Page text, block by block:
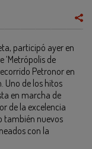
participó ayer en
‘Metrópolis de
Petronor en
Uno de los hitos
en marcha de
de la excelencia
también nuevos
con la